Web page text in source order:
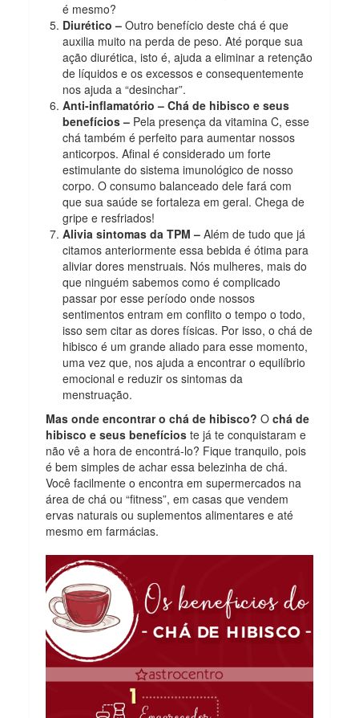
é mesmo?
Diurético – Outro benefício deste chá é que
auxilia muito na perda de peso. Até porque sua
ação diurética, isto é, ajuda a eliminar a retenção
de líquidos e os excessos e consequentemente
nos ajuda a “desinchar”.
Anti-inflamatório – Chá de hibisco e seus
benefícios – Pela presença da vitamina C, esse
chá também é perfeito para aumentar nossos
anticorpos. Afinal é considerado um forte
estimulante do sistema imunológico de nosso
corpo. O consumo balanceado dele fará com
que sua saúde se fortaleza em geral. Chega de
gripe e resfriados!
Alivia sintomas da TPM –Além de tudo que já
citamos anteriormente essa bebida é ótima para
aliviar dores menstruais. Nós mulheres, mais do
que ninguém sabemos como é complicado
passar por esse período onde nossos
sentimentos entram em conflito o tempo o todo,
isso sem citar as dores físicas. Por isso, o chá de
hibisco é um grande aliado para esse momento,
uma vez que, nos ajuda a encontrar o equilíbrio
emocional e reduzir os sintomas da
menstruação.
Mas onde encontrar o chá de hibisco?Ochá de
hibisco e seus benefícios te já te conquistaram e
não vê a hora de encontrá-lo? Fique tranquilo, pois
é bem simples de achar essa belezinha de chá.
Você facilmente o encontra em supermercados na
área de chá ou “fitness”, em casas que vendem
ervas naturais ou suplementos alimentares e até
mesmo em farmácias.